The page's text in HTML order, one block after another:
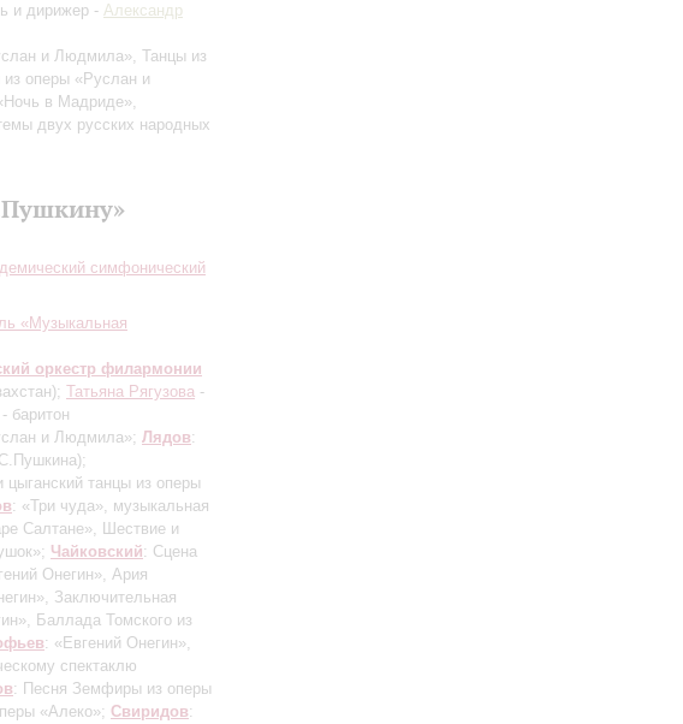
и дирижер - Александр
и Людмила», Танцы из
оперы «Руслан и
в Мадриде»,
двух русских народных
симфонический
«Музыкальная
оркестр филармонии
Татьяна Рягузова -
- баритон
и Людмила»; Лядов:
цыганский танцы из оперы
: «Три чуда», музыкальная
Салтане», Шествие и
Чайковский: Сцена
Онегин», Ария
Заключительная
Баллада Томского из
: «Евгений Онегин»,
спектаклю
: Песня Земфиры из оперы
«Алеко»; Свиридов: